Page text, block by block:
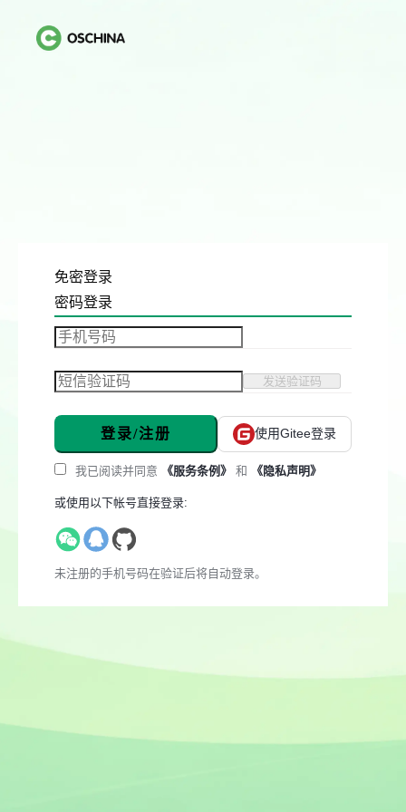
免密登录
密码登录
发送验证码
登录/注册 使用Gitee登录
我已阅读并同意 《服务条例》 和 《隐私声明》
或使用以下帐号直接登录:
未注册的手机号码在验证后将自动登录。